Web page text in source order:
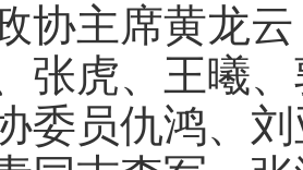
协主席黄龙
张虎、王曦
委员仇鸿、